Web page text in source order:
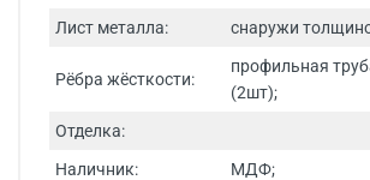
Лист металла:
снаружи
Рёбра жёсткости:
профильная
(2шт);
Отделка:
Наличник:
МДФ;